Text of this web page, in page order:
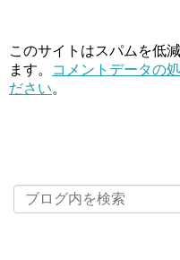
このサイトはスパムを低
ます。
コメントデータの
ださい。